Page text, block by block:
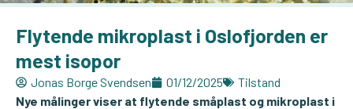
Flytende mikroplast i Oslofjorden er
mest isopor
Jonas Borge Svendsen 01/12/2025
Tilstand
Nye målinger viser at flytende småplast og mikroplast i